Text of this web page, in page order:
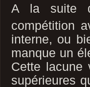
A la suite
compétition
interne, ou
manque un
Cette lacune
supérieures